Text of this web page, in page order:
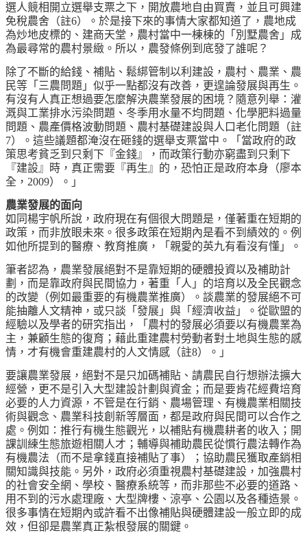
選人競相開立選舉支票之下，開放農地自由買賣，並且可興建
免稅農舍（註6）。於是接下來的事情大家都知道了，農地成
為炒地皮標的、建商天堂，農村當中一棟棟的「別墅農舍」成
為最尋常的農村景緻。所以，農發條例到底發了誰呢？
除了不斷的給錢、補貼、鬆綁管制以利建設，農村、農業、農
民等「三農問題」似乎一點都沒有改善，更遑論發展與再生。
有沒有人真正想過要怎麼解決農業發展的困境？隨意列舉：灌
溉與工業排水污染問題、冬季用水量不均問題、化學肥料過量
問題、農產價格波動問題、農村基礎建設與人口老化問題（註
7）。這些議題都淹沒在砸錢的選舉支票當中。「當政府的政
策思考貧乏到只剩下『金錢』，而政策行動亦窮盡到只剩下
『建設』時，真正需要『再生』的，恐怕正是政府本身（廖本
全，2009）。」
農業發展的面向
如同楊宇帆所說，政府現在有個很大問題是，僅著重在短期的
政策，而非放眼未來。很多政策在短期內是看不到績效的。例
如他所提到的醫療、教育推廣，「親愛的英九有看沒有懂」。
筆者認為，農業發展絕對不是靠短期的硬體投資以及補助計
劃，而是靠政府與民間協力，著重「人」的培育以及全民觀念
的改變（例如最重要的有機農業推廣）。談農業的發展絕不可
能抽離人文精神，或只談「發展」與「經濟收益」。從歐盟的
經驗以及學者的研究指出，「農村的發展必須要以有機農業為
主，兼顧生態的復育；藉此重建農村勞動者對土地與生態的感
情，才有機會重建農村的人文情感（註8）。」
要讓農業發展，絕對不是只加碼補貼、請農民自行想辦法擴大
經營，更不是引入大型建設計劃與資金；而是要肯花經費培育
必要的人力資源，不管是在行銷、農場管理、有機農業相關技
術與觀念、農業科技創新等層面，都是政府與民間可以合作之
處。例如：推行有機生態觀光，以補貼有機農耕者的收入；開
課訓練生態旅遊相關人才；輔導與補助農民從慣行農法轉作為
有機農法（而不是拿錢直接補貼了事）；協助農民獲取產銷相
關知識與技能。另外，政府必須重視農村基礎建設，加強農村
的社會安全網、學校、醫療系統等，而非那些不必要的道路、
用不到的污水處理廠、大型牌樓、涼亭、公園以及各種造景。
很多事情在短期內或許看不出像補貼與硬體建設一般立即的成
效，但卻是農業真正紮根發展的關鍵。